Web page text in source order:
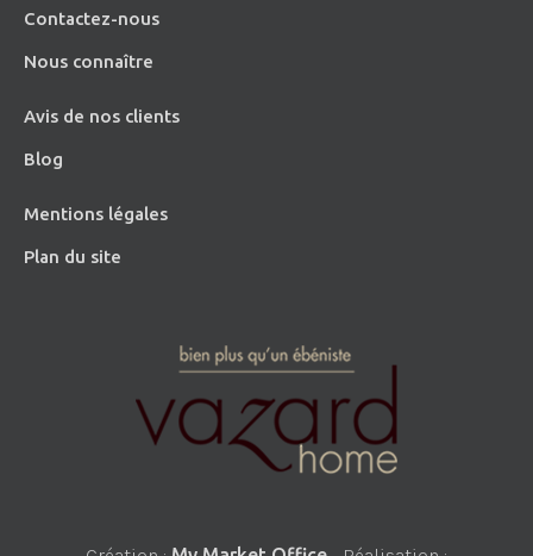
Contactez-nous
Nous connaître
Avis de nos clients
Blog
Mentions légales
Plan du site